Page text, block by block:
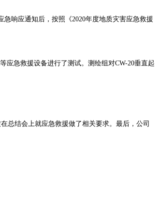
急响应通知后，按照《2020年度地质灾害应急救援
应急救援设备进行了测试。测绘组对CW-20垂直起
总结会上就应急救援做了相关要求。最后，公司